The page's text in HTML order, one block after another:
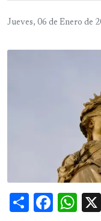
Jueves, 06 de Enero de
Share